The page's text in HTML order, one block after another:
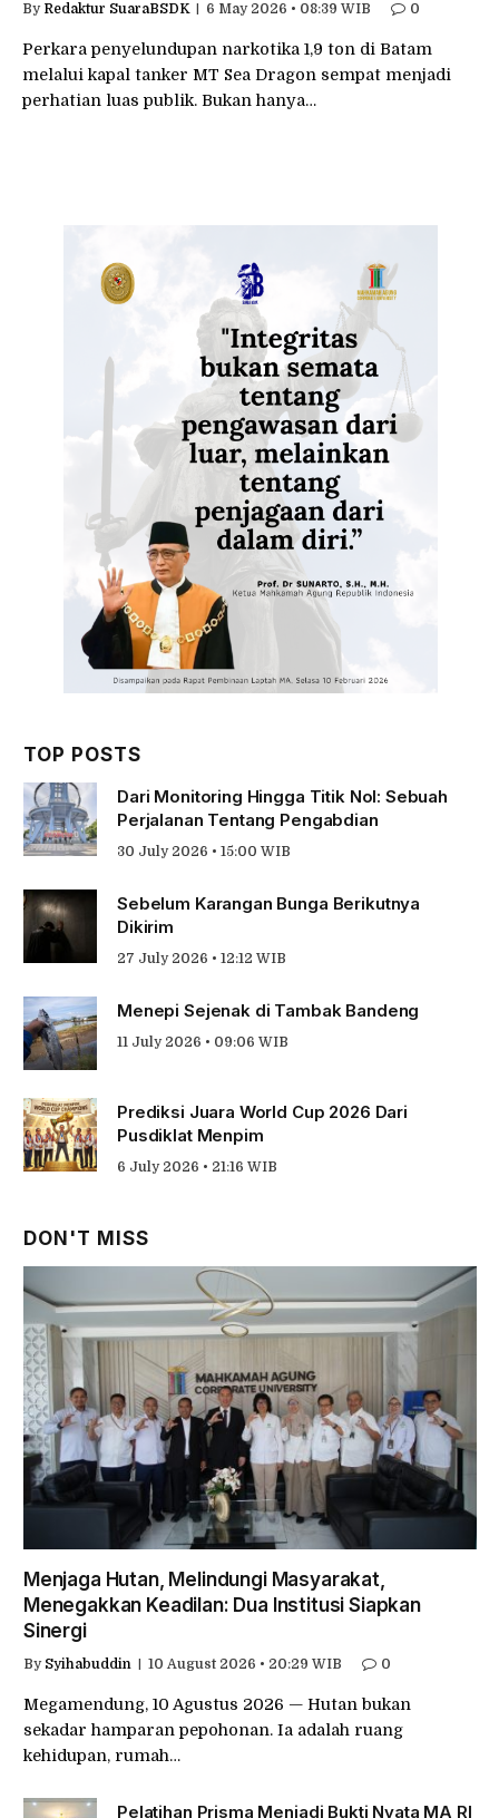
By Redaktur SuaraBSDK 6 May 2026 • 08:39 WIB 0
Perkara penyelundupan narkotika 1,9 ton di Batam
melalui kapal tanker MT Sea Dragon sempat menjadi
perhatian luas publik. Bukan hanya…
TOP POSTS
Dari Monitoring Hingga Titik Nol: Sebuah
Perjalanan Tentang Pengabdian
30 July 2026 • 15:00 WIB
Sebelum Karangan Bunga Berikutnya
Dikirim
27 July 2026 • 12:12 WIB
Menepi Sejenak di Tambak Bandeng
11 July 2026 • 09:06 WIB
Prediksi Juara World Cup 2026 Dari
Pusdiklat Menpim
6 July 2026 • 21:16 WIB
DON'T MISS
Menjaga Hutan, Melindungi Masyarakat,
Menegakkan Keadilan: Dua Institusi Siapkan
Sinergi
By Syihabuddin 10 August 2026 • 20:29 WIB 0
Megamendung, 10 Agustus 2026 — Hutan bukan
sekadar hamparan pepohonan. Ia adalah ruang
kehidupan, rumah…
Pelatihan Prisma Menjadi Bukti Nyata MA RI